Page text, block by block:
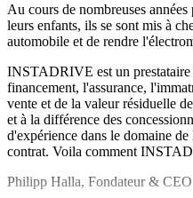
Au cours de nombreuses
leurs enfants, ils se sont mis à
automobile et de rendre
INSTADRIVE est un prestataire
financement, l'assurance,
vente et de la valeur résiduelle
et à la différence des
d'expérience dans le domaine
contrat. Voila comment
Philipp Halla, Fondateur & CEO